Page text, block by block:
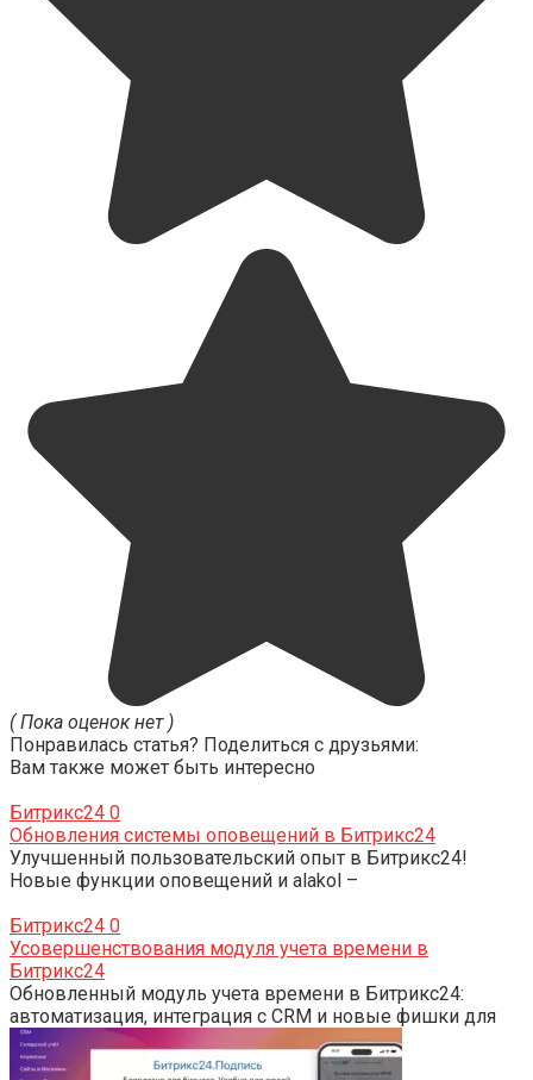
( Пока оценок нет )
Понравилась статья? Поделиться с друзьями:
Вам также может быть интересно
Битрикс24 0
Обновления системы оповещений в Битрикс24
Улучшенный пользовательский опыт в Битрикс24!
Новые функции оповещений и alakol –
Битрикс24 0
Усовершенствования модуля учета времени в
Битрикс24
Обновленный модуль учета времени в Битрикс24:
автоматизация, интеграция с CRM и новые фишки для